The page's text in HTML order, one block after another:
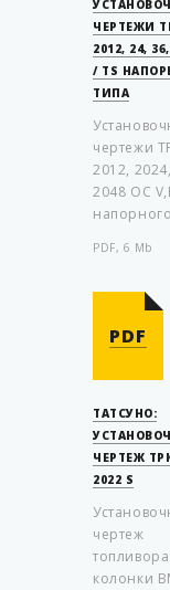
ЧЕРТЕЖИ
2012, 24,
/ TS
ТИПА
чертежи
2012,
2048 OC
PDF, 6 Mb
PDF
ТАТСУНО:
ЧЕРТЕЖ
2022 S
чертеж
колонки